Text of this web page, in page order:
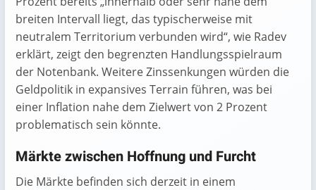
breiten Intervall liegt, das typischerweise mit
neutralem Territorium verbunden wird“, wie Radev
erklärt, zeigt den begrenzten Handlungsspielraum
der Notenbank. Weitere Zinssenkungen würden die
Geldpolitik in expansives Terrain führen, was bei
einer Inflation nahe dem Zielwert von 2 Prozent
problematisch sein könnte.
Märkte zwischen Hoffnung und Furcht
Die Märkte befinden sich derzeit in einem